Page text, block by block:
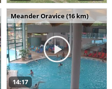
Meander Oravice (16 km)
14:17